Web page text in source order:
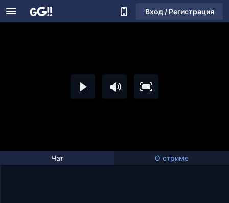
Вход / Регистрация
Чат О стриме